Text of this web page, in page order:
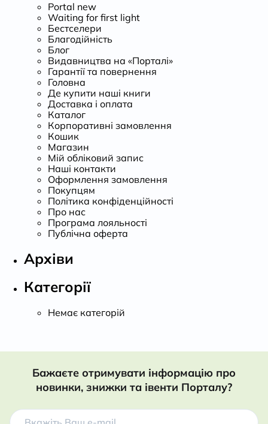
Portal new
Waiting for first light
Бестселери
Благодійність
Блог
Видавництва на «Порталі»
Гарантії та повернення
Головна
Де купити наші книги
Доставка і оплата
Каталог
Корпоративні замовлення
Кошик
Магазин
Мій обліковий запис
Наші контакти
Оформлення замовлення
Покупцям
Політика конфіденційності
Про нас
Програма лояльності
Публічна оферта
Архіви
Категорії
Немає категорій
Бажаєте отримувати інформацію про
новинки, знижки та івенти Порталу?